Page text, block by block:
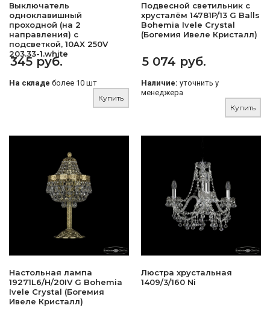
Выключатель
одноклавишный
проходной (на 2
направления) с
подсветкой, 10AX 250V
203.33-1.white
345 руб.
На складе более 10 шт
Купить
Подвесной светильник с
хрусталём 14781P/13 G Balls
Bohemia Ivele Crystal
(Богемия Ивеле Кристалл)
5 074 руб.
Наличие: уточнить у
менеджера
Купить
Настольная лампа
19271L6/H/20IV G Bohemia
Ivele Crystal (Богемия
Ивеле Кристалл)
Люстра хрустальная
1409/3/160 Ni